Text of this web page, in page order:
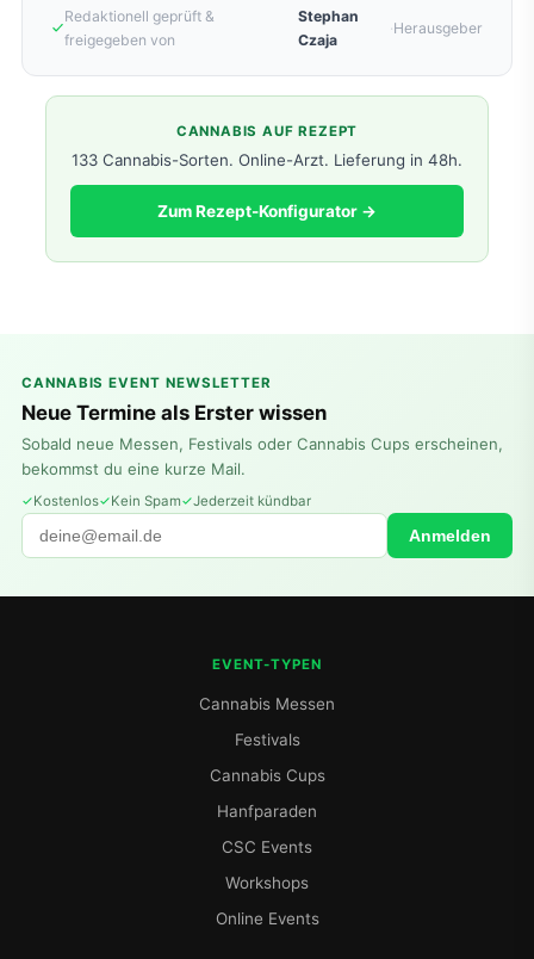
Redaktionell geprüft &
freigegeben von
Stephan
Czaja
·Herausgeber
CANNABIS AUF REZEPT
133 Cannabis-Sorten. Online-Arzt. Lieferung in 48h.
Zum Rezept-Konfigurator →
CANNABIS EVENT NEWSLETTER
Neue Termine als Erster wissen
Sobald neue Messen, Festivals oder Cannabis Cups erscheinen,
bekommst du eine kurze Mail.
Kostenlos Kein Spam Jederzeit kündbar
Anmelden
EVENT-TYPEN
Cannabis Messen
Festivals
Cannabis Cups
Hanfparaden
CSC Events
Workshops
Online Events